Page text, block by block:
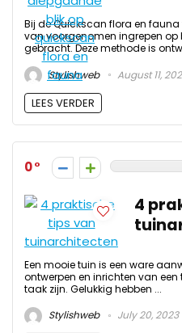
Bij de Quickscan flora en
van voorgenomen ingrepen
gebracht. Deze methode is
Stylishweb
August 11,
LEES VERDER
0
4
Een mooie tuin is een ware
ontwerpen en inrichten van
taak zijn. Gelukkig hebben ...
Stylishweb
July 20, 2023